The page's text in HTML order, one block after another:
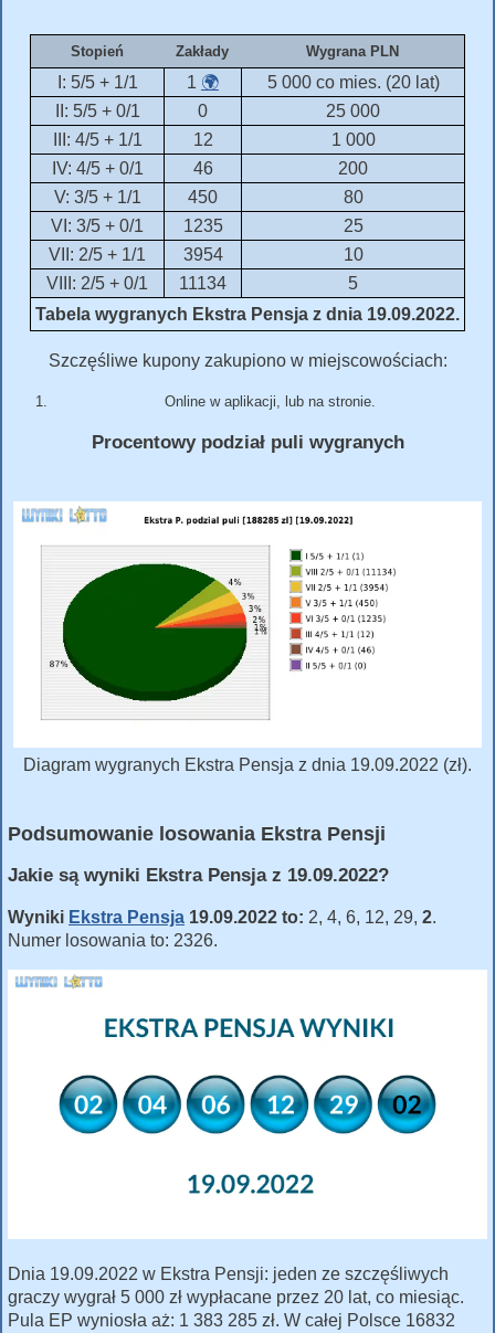
Stopień Zakłady Wygrana PLN
I: 5/5 + 1/1 1 🌍
5 000 co mies. (20 lat)
II: 5/5 + 0/1
0
25 000
III: 4/5 + 1/1
12
1 000
IV: 4/5 + 0/1
46
200
V: 3/5 + 1/1
450
80
VI: 3/5 + 0/1
1235
25
VII: 2/5 + 1/1
3954
10
VIII: 2/5 + 0/1
11134
5
Tabela wygranych Ekstra Pensja z dnia 19.09.2022.
Szczęśliwe kupony zakupiono w miejscowościach:
Online w aplikacji, lub na stronie.
Procentowy podział puli wygranych
Diagram wygranych Ekstra Pensja z dnia 19.09.2022 (zł).
Podsumowanie losowania Ekstra Pensji
Jakie są wyniki Ekstra Pensja z 19.09.2022?
Wyniki Ekstra Pensja 19.09.2022 to: 2, 4, 6, 12, 29, 2.
Numer losowania to: 2326.
Dnia 19.09.2022 w Ekstra Pensji: jeden ze szczęśliwych
graczy wygrał 5 000 zł wypłacane przez 20 lat, co miesiąc.
Pula EP wyniosła aż: 1 383 285 zł. W całej Polsce 16832